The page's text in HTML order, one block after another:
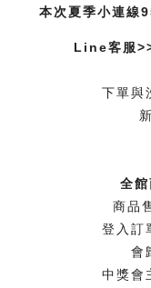
本次夏季小連線
Line客服
下單與
全
商品
登入訂
會
中獎會